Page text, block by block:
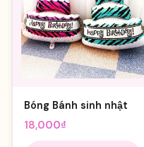
Bóng Bánh sinh nhật
18,000₫